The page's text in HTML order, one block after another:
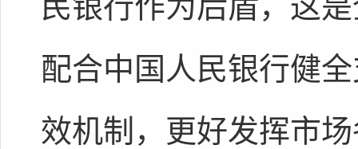
配合中国人民银行健
效机制，更好发挥市